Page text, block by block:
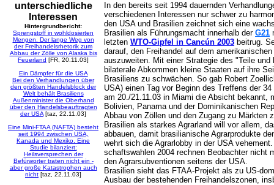
unterschiedliche
Interessen
Hintergrundbericht:
Sprengstoff in wohldosierten
Mengen. Der lange Weg von
der Freihandelsrhetorik zum
Abbau der Zölle von Alaska bis
Feuerland [FR, 20.11.03]
Ein Dämpfer für die USA
Bei den Verhandlungen über
den größten Handelsblock der
Welt behält Brasiliens
Außenminister die Oberhand
über den Handelsbeauftragten
der USA [taz, 22.11.03]
Eine Mini-FTAA (NAFTA) besteht
seit 1994 zwischen USA,
Kanada und Mexiko. Eine
Studie bilanziert:
Heilsversprechen der
Befürworter traten nicht ein -
aber große Katastrophen auch
nicht [taz, 22.11.03]
In den bereits seit 1994 dauernden
verschiedenen Interessen nur schwer zu
den USA und Brasilien zeichnet sich eine
Brasilien als Führungsmacht innerhalb der G21
letzten WTO-Gipfel in Cancún 2003 beitrug.
darauf, den Freihandel auf dem
auszuweiten. Mit einer Strategie des "Teile
bilaterale Abkommen kleine Staaten auf ihre
Brasiliens zu schwächen. So gab Robert
USA) einen Tag vor Beginn des Treffens der
am 20./21.11.03 in Miami die Absicht bekannt,
Bolivien, Panama und der Dominikanischen
Abbau von Zöllen und den Zugang zu Märkten
Brasilien als starkes Agrarland will vor allem,
abbauen, damit brasilianische Agrarprodukte
wehrt sich die Agrarlobby in der USA
schaftswahlen 2004 rechnen Beobachter nicht
den Agrarsubventionen seitens der USA.
Brasilien sieht das FTAA-Projekt als zu US-
Ausbau der bestehenden Freihandelszonen,